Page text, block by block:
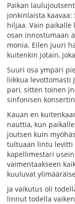
Paikan
jonkinlaista
hiljaa. Vain
osan innostumaan
monia. Eilen juuri
kuitenkin jotain,
Suuri osa ympäri
liikkua levottomasti
pari, sitten toinen
sinfonisen
Kauan en
nauttia, kun
joutsen kuin
tultuaan lintu levitti
kapellimestari
vaimentaakseen
kuuluvat
Ja vaikutus oli
linnut todella